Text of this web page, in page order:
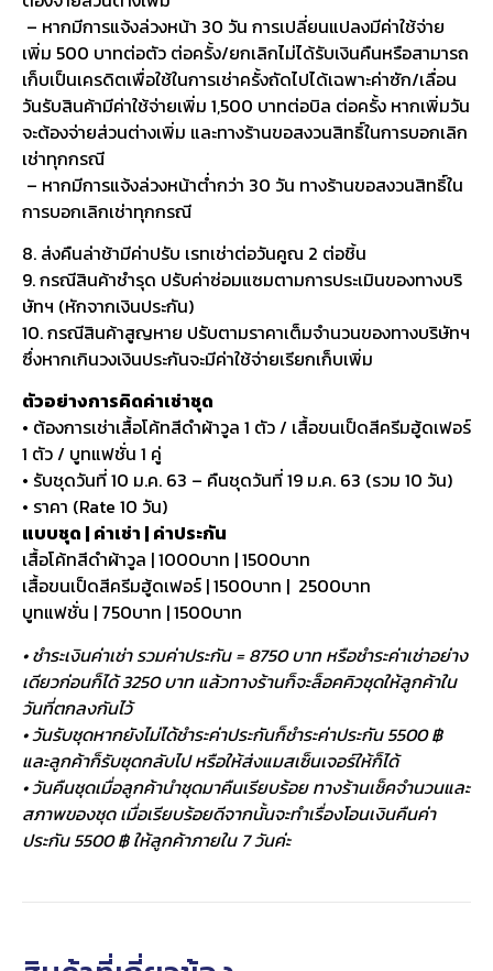
– หากมีการแจ้งล่วงหน้า 30 วัน การเปลี่ยนแปลงมีค่าใช้จ่าย
เพิ่ม 500 บาทต่อตัว ต่อครั้ง/ยกเลิกไม่ได้รับเงินคืนหรือสามารถ
เก็บเป็นเครดิตเพื่อใช้ในการเช่าครั้งถัดไปได้เฉพาะค่าซัก/เลื่อน
วันรับสินค้ามีค่าใช้จ่ายเพิ่ม 1,500 บาทต่อบิล ต่อครั้ง หากเพิ่มวัน
จะต้องจ่ายส่วนต่างเพิ่ม และทางร้านขอสงวนสิทธิ์ในการบอกเลิก
เช่าทุกกรณี
– หากมีการแจ้งล่วงหน้าต่ำกว่า 30 วัน ทางร้านขอสงวนสิทธิ์ใน
การบอกเลิกเช่าทุกกรณี
8. ส่งคืนล่าช้ามีค่าปรับ เรทเช่าต่อวันคูณ 2 ต่อชิ้น
9. กรณีสินค้าชำรุด ปรับค่าซ่อมแซมตามการประเมินของทางบริ
ษัทฯ (หักจากเงินประกัน)
10. กรณีสินค้าสูญหาย ปรับตามราคาเต็มจำนวนของทางบริษัทฯ
ซึ่งหากเกินวงเงินประกันจะมีค่าใช้จ่ายเรียกเก็บเพิ่ม
ตัวอย่างการคิดค่าเช่าชุด
• ต้องการเช่าเสื้อโค้ทสีดำผ้าวูล 1 ตัว / เสื้อขนเป็ดสีครีมฮู้ดเฟอร์
1 ตัว / บูทแฟชั่น 1 คู่
• รับชุดวันที่ 10 ม.ค. 63 – คืนชุดวันที่ 19 ม.ค. 63 (รวม 10 วัน)
• ราคา (Rate 10 วัน)
แบบชุด | ค่าเช่า | ค่าประกัน
เสื้อโค้ทสีดำผ้าวูล | 1000บาท | 1500บาท
เสื้อขนเป็ดสีครีมฮู้ดเฟอร์ | 1500บาท | 2500บาท
บูทแฟชั่น | 750บาท | 1500บาท
• ชำระเงินค่าเช่า รวมค่าประกัน = 8750 บาท หรือชำระค่าเช่าอย่าง
เดียวก่อนก็ได้ 3250 บาท แล้วทางร้านก็จะล็อคคิวชุดให้ลูกค้าใน
วันที่ตกลงกันไว้
• วันรับชุดหากยังไม่ได้ชำระค่าประกันก็ชำระค่าประกัน 5500 ฿
และลูกค้าก็รับชุดกลับไป หรือให้ส่งแมสเซ็นเจอร์ให้ก็ได้
• วันคืนชุดเมื่อลูกค้านำชุดมาคืนเรียบร้อย ทางร้านเช็คจำนวนและ
สภาพของชุด เมื่อเรียบร้อยดีจากนั้นจะทำเรื่องโอนเงินคืนค่า
ประกัน 5500 ฿ ให้ลูกค้าภายใน 7 วันค่ะ